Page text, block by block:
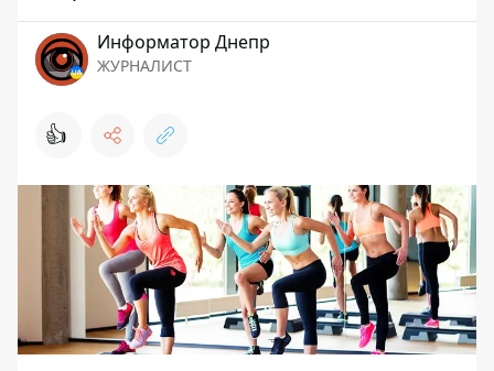
Информатор Днепр
ЖУРНАЛИСТ
👍